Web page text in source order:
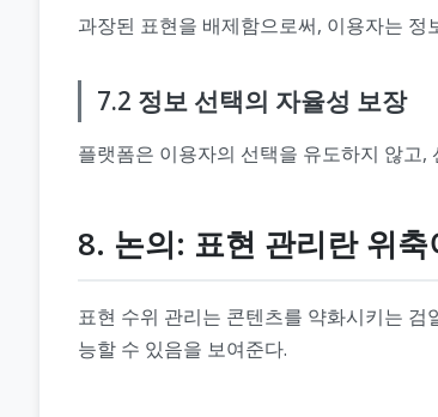
과장된 표현을 배제함으로써, 이용자는
7.2 정보 선택의 자율성 보장
플랫폼은 이용자의 선택을 유도하지 않고
8. 논의: 표현 관리란 위
표현 수위 관리는 콘텐츠를 약화시키는
능할 수 있음을 보여준다.